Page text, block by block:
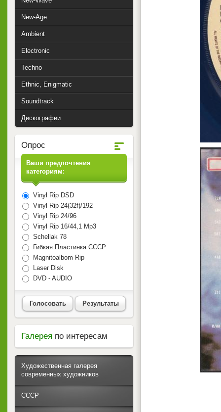
New-Age
Ambient
Electronic
Techno
Ethnic, Enigmatic
Soundtrack
Дискографии
Опрос
Ваши предпочтения
категориям:
Vinyl Rip DSD
Vinyl Rip 24(32f)/192
Vinyl Rip 24/96
Vinyl Rip 16/44,1 Mp3
Schellak 78
Гибкая Пластинка СССР
Magnitoalbom Rip
Laser Disk
DVD - AUDIO
Голосовать Результаты
Галерея по интересам
Художественная галерея
современных художников
СССР